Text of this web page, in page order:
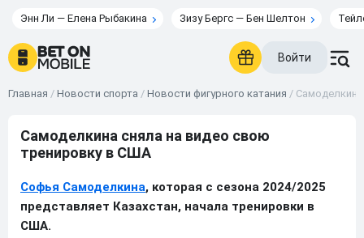
Энн Ли — Елена Рыбакина Зизу Бергс — Бен Шелтон
Войти
Главная / Новости спорта / Новости фигурного катания /
Самоделкина сняла на видео свою
тренировку в США
Софья Самоделкина, которая с сезона 2024/2025
представляет Казахстан, начала тренировки в
США.